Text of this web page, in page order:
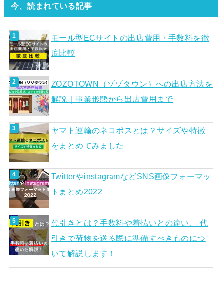
今、読まれている記事
モール型ECサイトの出店費用・手数料を徹
底比較
ZOZOTOWN（ゾゾタウン）への出店方法を
解説｜事業形態から出店費用まで
ヤマト運輸のネコポスとは？サイズや特徴
をまとめてみました
TwitterやinstagramなどSNS画像フォーマッ
トまとめ2022
代引きとは？手数料や着払いとの違い、 代
引きで荷物を送る際に準備すべきものにつ
いて解説します！